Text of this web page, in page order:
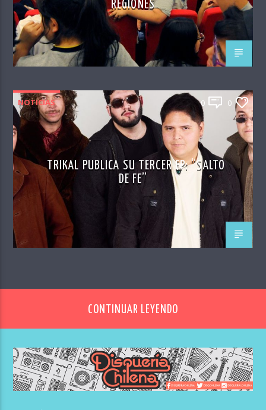
REGIONES
NOTICIAS 0 0
TRIKAL PUBLICA SU TERCER EP: “SALTO
DE FE”
CONTINUAR LEYENDO